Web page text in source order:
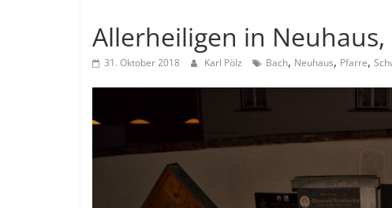
Allerheiligen in
31. Oktober 2018 Karl Pölz Bach, Neuhaus, Pfarre,